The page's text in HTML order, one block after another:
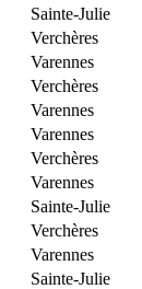
Sainte-Julie
Verchères
Varennes
Verchères
Varennes
Varennes
Verchères
Varennes
Sainte-Julie
Verchères
Varennes
Sainte-Julie